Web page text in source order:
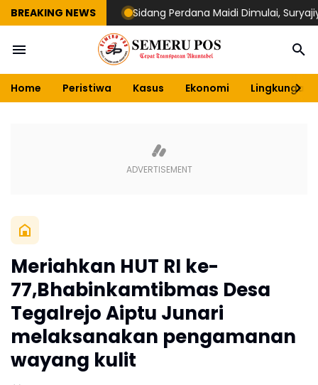
BREAKING NEWS Sidang Perdana Maidi Dimulai,
Home Peristiwa Kasus Ekonomi Lingkungan
Meriahkan HUT RI ke-
77,Bhabinkamtibmas Desa
Tegalrejo Aiptu Junari
melaksanakan pengamanan
wayang kulit